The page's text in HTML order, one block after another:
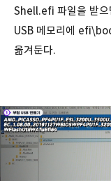
Shell.efi 파일을 받
USB 메모리에
옮겨둔다.